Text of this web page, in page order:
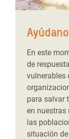
En este
de
vulnerables
para salvar
en nuestras
las
situación